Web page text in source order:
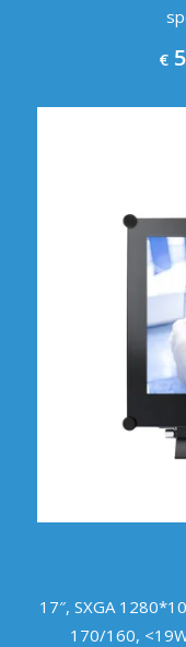
€
17″, SXGA
170/160,